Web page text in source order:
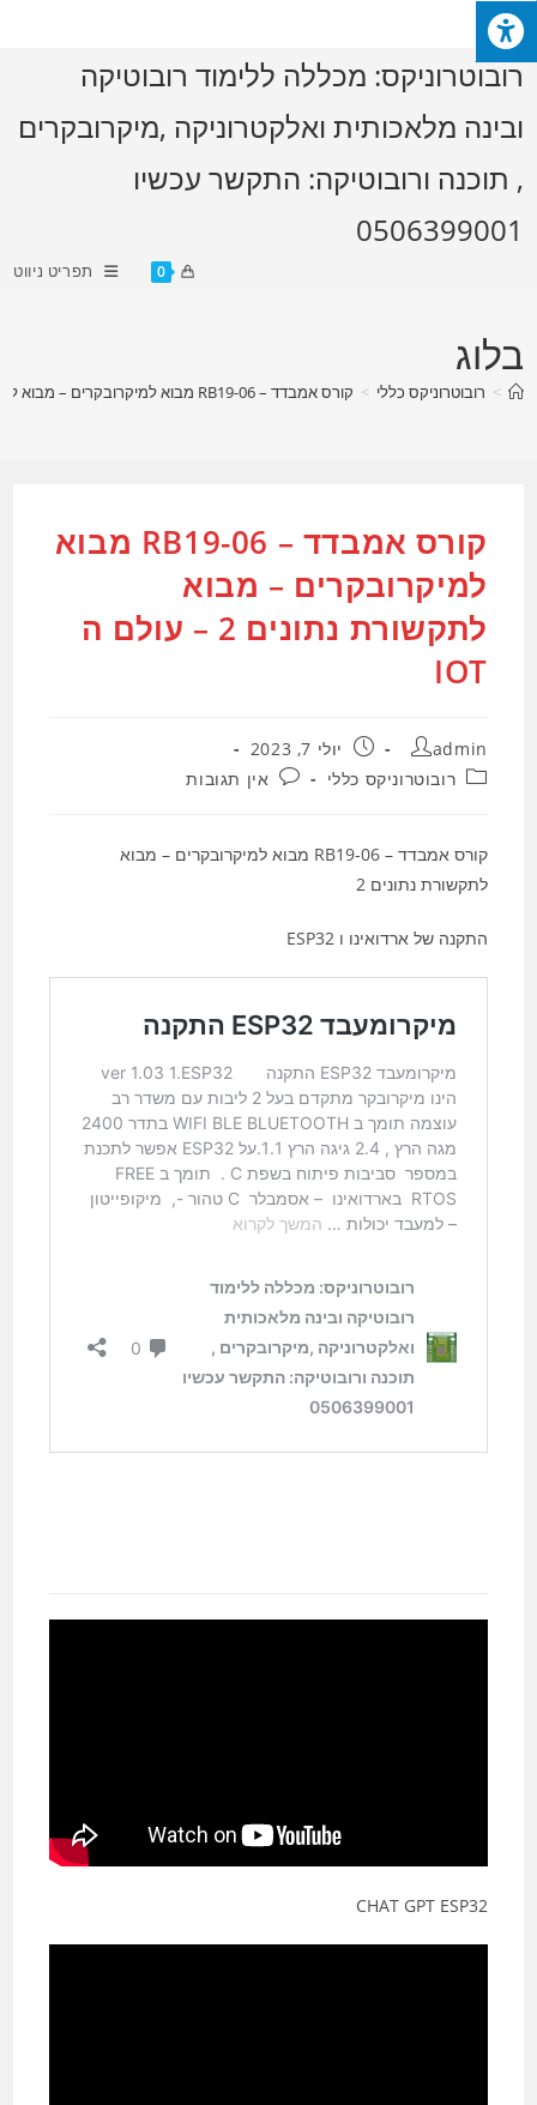
Skip
to
content
רובוטרוניקס: מכללה ללימוד רובוטיקה
ובינה מלאכותית ואלקטרוניקה ,מיקרובקרים
, תוכנה ורובוטיקה: התקשר עכשיו
0506399001
0 תפריט ניווט
בלוג
> רובוטרוניקס כללי > קורס אמבדד – RB19-06 מבוא למיקרובקרים – מבוא לתקשורת נתונים 2 – עולם ה IOT
קורס אמבדד – RB19-06 מבוא
למיקרובקרים – מבוא
לתקשורת נתונים 2 – עולם ה
IOT
מחבר:
admin פורסם:
יולי 7, 2023
קטגוריה:רובוטרוניקס כללי תגובות:אין תגובות
קורס אמבדד – RB19-06 מבוא למיקרובקרים – מבוא
לתקשורת נתונים 2
התקנה של ארדואינו ו ESP32
CHAT GPT ESP32